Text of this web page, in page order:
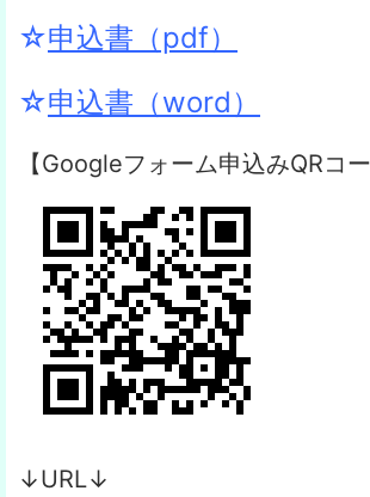
☆申込書（pdf）
☆申込書（word）
【Googleフォーム申込みQRコー
↓URL↓